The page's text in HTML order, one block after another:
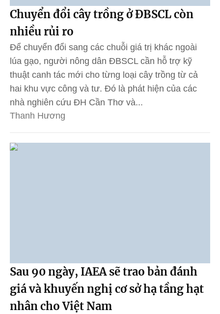
Chuyển đổi cây trồng ở ĐBSCL còn
nhiều rủi ro
Để chuyển đổi sang các chuỗi giá trị khác ngoài
lúa gạo, người nông dân ĐBSCL cần hỗ trợ kỹ
thuật canh tác mới cho từng loại cây trồng từ cả
hai khu vực công và tư. Đó là phát hiện của các
nhà nghiên cứu ĐH Cần Thơ và...
Thanh Hương
Sau 90 ngày, IAEA sẽ trao bản đánh
giá và khuyến nghị cơ sở hạ tầng hạt
nhân cho Việt Nam